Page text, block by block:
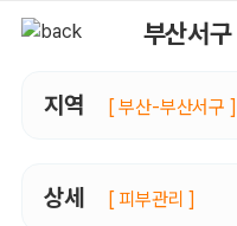
부산서
지역 [ 부산-부산서구 ]
상세 [ 피부관리 ]